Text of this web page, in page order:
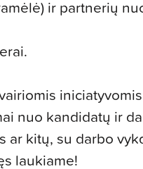
ir partnerių
nuo kandidatų ir
ar kitų, su darbo
laukiame!